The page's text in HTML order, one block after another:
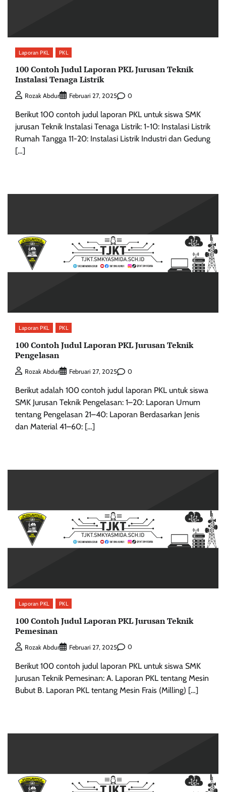
Laporan PKL PKL
100 Contoh Judul Laporan PKL Jurusan Teknik
Instalasi Tenaga Listrik
Rozak Abdur Februari 27, 2025 0
Berikut 100 contoh judul laporan PKL untuk siswa SMK
jurusan Teknik Instalasi Tenaga Listrik: 1-10: Instalasi Listrik
Rumah Tangga 11-20: Instalasi Listrik Industri dan Gedung
[…]
Laporan PKL PKL
100 Contoh Judul Laporan PKL Jurusan Teknik
Pengelasan
Rozak Abdur Februari 27, 2025 0
Berikut adalah 100 contoh judul laporan PKL untuk siswa
SMK Jurusan Teknik Pengelasan: 1–20: Laporan Umum
tentang Pengelasan 21–40: Laporan Berdasarkan Jenis
dan Material 41–60: […]
Laporan PKL PKL
100 Contoh Judul Laporan PKL Jurusan Teknik
Pemesinan
Rozak Abdur Februari 27, 2025 0
Berikut 100 contoh judul laporan PKL untuk siswa SMK
Jurusan Teknik Pemesinan: A. Laporan PKL tentang Mesin
Bubut B. Laporan PKL tentang Mesin Frais (Milling) […]